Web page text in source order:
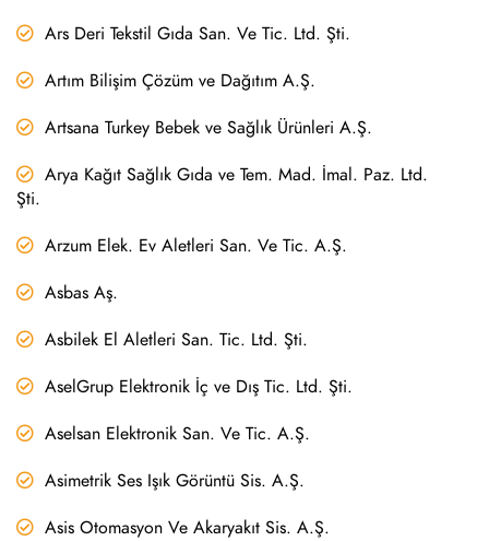
Ars Deri Tekstil Gıda San. Ve Tic. Ltd. Şti.
Artım Bilişim Çözüm ve Dağıtım A.Ş.
Artsana Turkey Bebek ve Sağlık Ürünleri A.Ş.
Arya Kağıt Sağlık Gıda ve Tem. Mad. İmal. Paz. Ltd.
Şti.
Arzum Elek. Ev Aletleri San. Ve Tic. A.Ş.
Asbas Aş.
Asbilek El Aletleri San. Tic. Ltd. Şti.
AselGrup Elektronik İç ve Dış Tic. Ltd. Şti.
Aselsan Elektronik San. Ve Tic. A.Ş.
Asimetrik Ses Işık Görüntü Sis. A.Ş.
Asis Otomasyon Ve Akaryakıt Sis. A.Ş.